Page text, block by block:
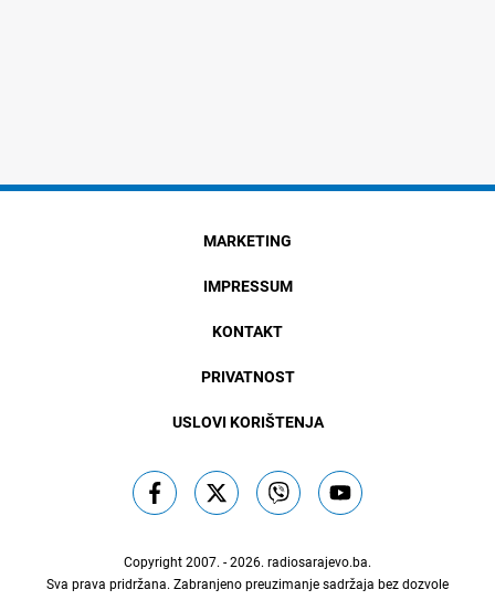
MARKETING
IMPRESSUM
KONTAKT
PRIVATNOST
USLOVI KORIŠTENJA
Copyright 2007. - 2026. radiosarajevo.ba.
Sva prava pridržana. Zabranjeno preuzimanje sadržaja bez dozvole